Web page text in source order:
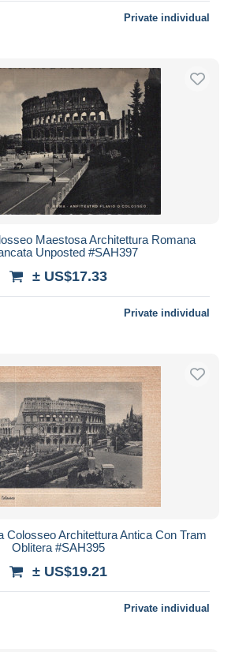
Private individual
Maestosa Architettura Romana
Unposted #SAH397
± US$17.33
Private individual
Colosseo Architettura Antica Con Tram
Oblitera #SAH395
± US$19.21
Private individual